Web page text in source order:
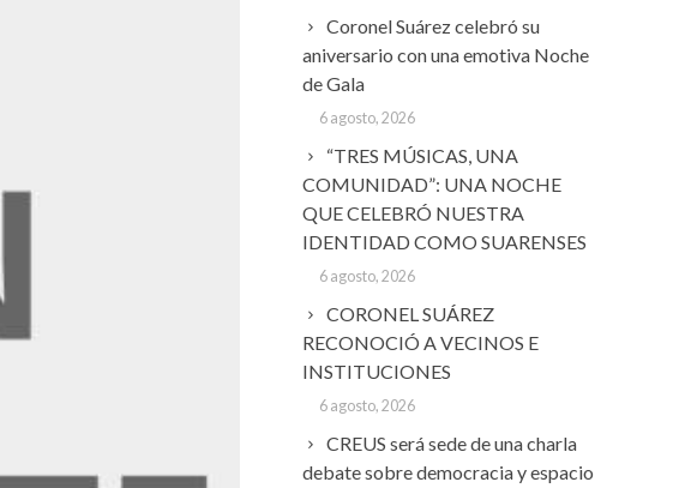
Coronel Suárez celebró su
aniversario con una emotiva Noche
de Gala
6 agosto, 2026
“TRES MÚSICAS, UNA
COMUNIDAD”: UNA NOCHE
QUE CELEBRÓ NUESTRA
IDENTIDAD COMO SUARENSES
6 agosto, 2026
CORONEL SUÁREZ
RECONOCIÓ A VECINOS E
INSTITUCIONES
6 agosto, 2026
CREUS será sede de una charla
debate sobre democracia y espacio